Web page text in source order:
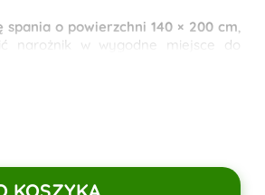
spania o powierzchni 140 × 200 cm,
narożnik w wygodne miejsce do
przechowywania. Zastosowane
sprawdza się zarówno do siedzenia,